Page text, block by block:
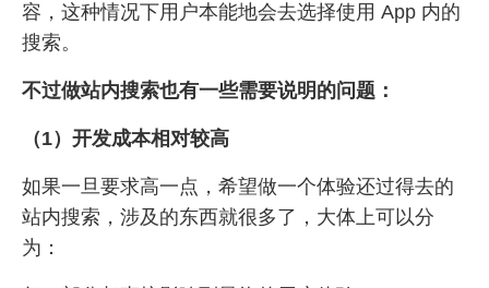
容，这种情况下用户本能地会去选择使用 App 内的
搜索。
不过做站内搜索也有一些需要说明的问题：
（1）开发成本相对较高
如果一旦要求高一点，希望做一个体验还过得去的
站内搜索，涉及的东西就很多了，大体上可以分
为：